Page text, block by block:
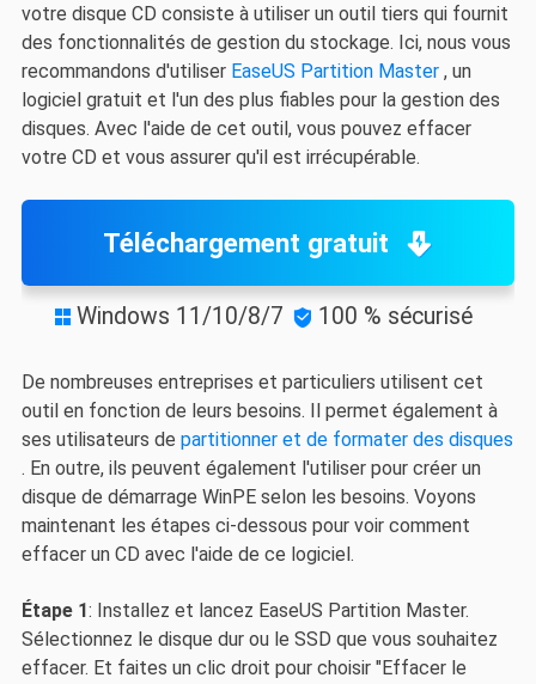
votre disque CD consiste à utiliser un outil tiers qui fournit
des fonctionnalités de gestion du stockage. Ici, nous vous
recommandons d'utiliser EaseUS Partition Master, un
logiciel gratuit et l'un des plus fiables pour la gestion des
disques. Avec l'aide de cet outil, vous pouvez effacer
votre CD et vous assurer qu'il est irrécupérable.
Téléchargement gratuit
 Windows 11/10/8/7  100 % sécurisé
De nombreuses entreprises et particuliers utilisent cet
outil en fonction de leurs besoins. Il permet également à
ses utilisateurs de partitionner et de formater des disques
. En outre, ils peuvent également l'utiliser pour créer un
disque de démarrage WinPE selon les besoins. Voyons
maintenant les étapes ci-dessous pour voir comment
effacer un CD avec l'aide de ce logiciel.
Étape 1: Installez et lancez EaseUS Partition Master.
Sélectionnez le disque dur ou le SSD que vous souhaitez
effacer. Et faites un clic droit pour choisir "Effacer le